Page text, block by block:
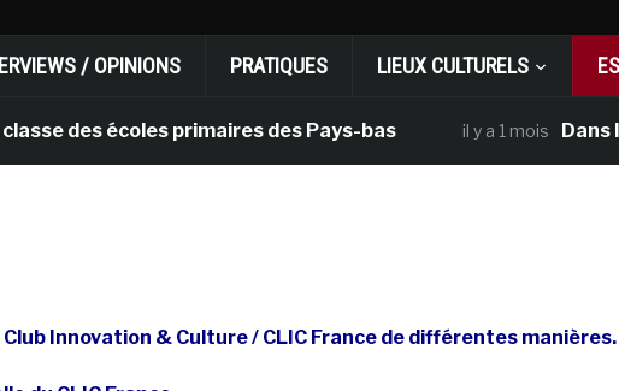
/ OPINIONS PRATIQUES LIEUX CULTURELS
des écoles primaires des Pays-bas il y a 1 mois Dans le
Innovation & Culture / CLIC France de différentes manières.